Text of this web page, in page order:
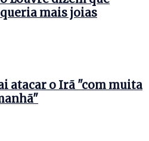
mais joias
atacar o Irã "com muita